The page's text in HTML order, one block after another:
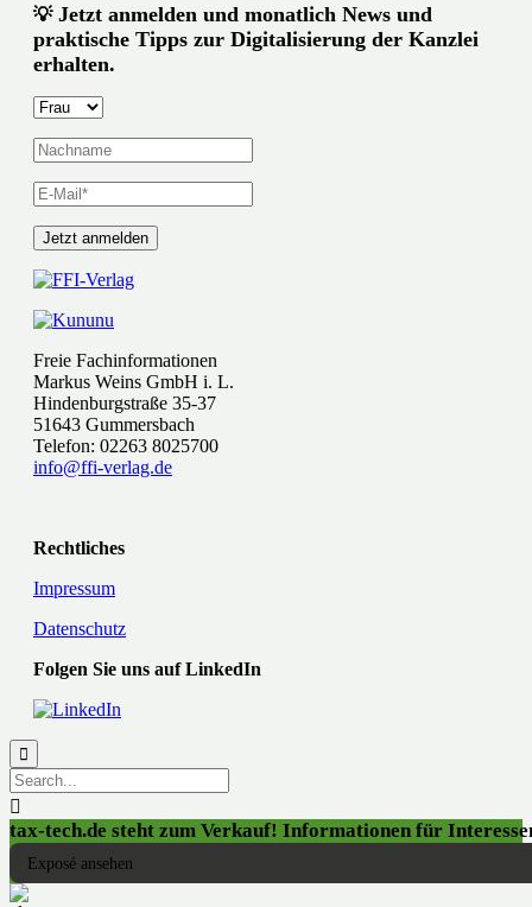
💡Jetzt anmelden und monatlich News und
praktische Tipps zur Digitalisierung der Kanzlei
erhalten.
Freie Fachinformationen
Markus Weins GmbH i. L.
Hindenburgstraße 35-37
51643 Gummersbach
Telefon: 02263 8025700
info@ffi-verlag.de
Rechtliches
Impressum
Datenschutz
Folgen Sie uns auf LinkedIn


tax-tech.de steht zum Verkauf! Informationen für
Exposé ansehen